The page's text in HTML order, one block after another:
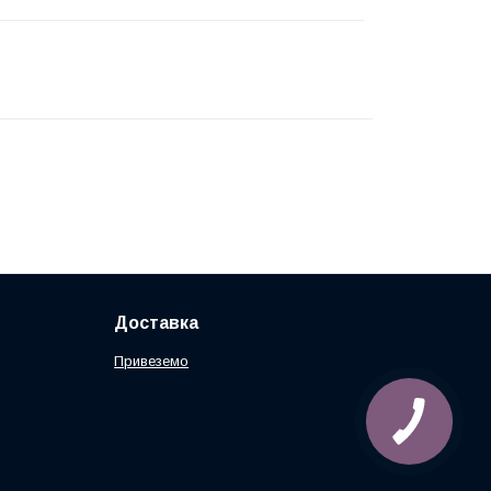
Доставка
Привеземо